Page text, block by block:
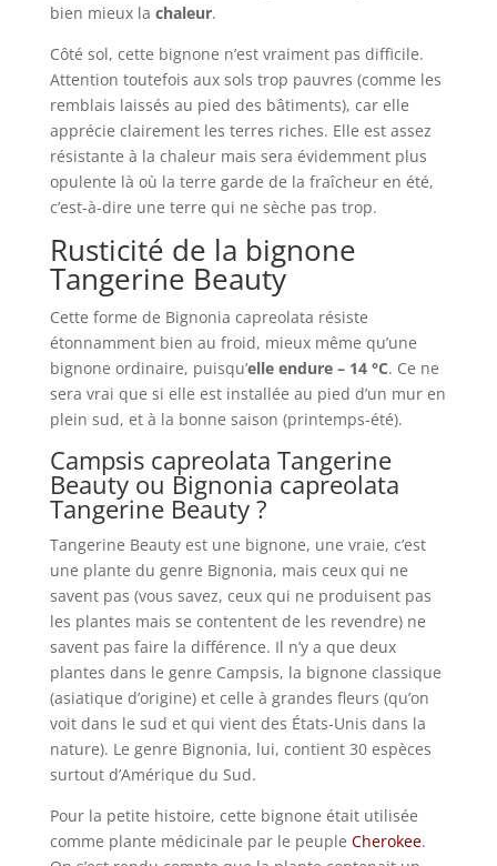
bien mieux la chaleur.
Côté sol, cette bignone n’est vraiment pas difficile.
Attention toutefois aux sols trop pauvres (comme les
remblais laissés au pied des bâtiments), car elle
apprécie clairement les terres riches. Elle est assez
résistante à la chaleur mais sera évidemment plus
opulente là où la terre garde de la fraîcheur en été,
c’est-à-dire une terre qui ne sèche pas trop.
Rusticité de la bignone
Tangerine Beauty
Cette forme de Bignonia capreolata résiste
étonnamment bien au froid, mieux même qu’une
bignone ordinaire, puisqu’elle endure – 14 °C. Ce ne
sera vrai que si elle est installée au pied d’un mur en
plein sud, et à la bonne saison (printemps-été).
Campsis capreolata Tangerine
Beauty ou Bignonia capreolata
Tangerine Beauty ?
Tangerine Beauty est une bignone, une vraie, c’est
une plante du genre Bignonia, mais ceux qui ne
savent pas (vous savez, ceux qui ne produisent pas
les plantes mais se contentent de les revendre) ne
savent pas faire la différence. Il n’y a que deux
plantes dans le genre Campsis, la bignone classique
(asiatique d’origine) et celle à grandes fleurs (qu’on
voit dans le sud et qui vient des États-Unis dans la
nature). Le genre Bignonia, lui, contient 30 espèces
surtout d’Amérique du Sud.
Pour la petite histoire, cette bignone était utilisée
comme plante médicinale par le peuple Cherokee.